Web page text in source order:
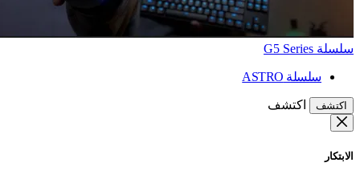
سلسلة G5 Series
سلسلة ASTRO
اكتشف اكتشف
الابتكار